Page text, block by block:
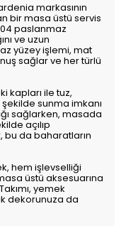
markasının
bir masa üstü servis
paslanmaz
ve uzun
yüzey işlemi, mat
sağlar ve her türlü
kapları ile tuz,
sunma imkanı
sağlarken, masada
açılıp
bu da baharatların
hem işlevselliği
üstü aksesuarına
yemek
dekorunuza da